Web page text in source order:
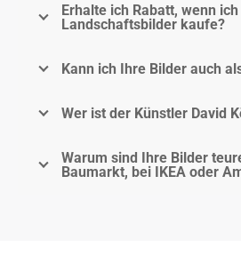
Erhalte ich Rabatt, wenn
Landschaftsbilder kaufe?
Kann ich Ihre Bilder auch
Wer ist der Künstler David
Warum sind Ihre Bilder
Baumarkt, bei IKEA oder